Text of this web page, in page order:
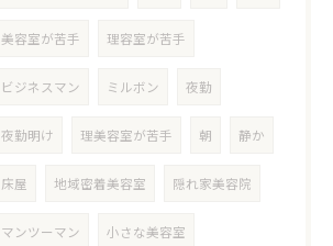
美容室が苦手 理容室が苦手
ビジネスマン ミルボン 夜勤
夜勤明け 理美容室が苦手 朝 静か
床屋 地域密着美容室 隠れ家美容院
マンツーマン 小さな美容室